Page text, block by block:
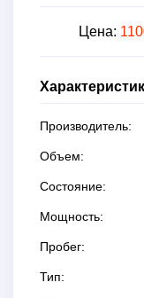
Цена:
Производитель:
Объем:
Состояние:
Мощность:
Пробег:
Тип: